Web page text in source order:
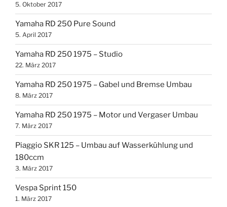
5. Oktober 2017
Yamaha RD 250 Pure Sound
5. April 2017
Yamaha RD 250 1975 – Studio
22. März 2017
Yamaha RD 250 1975 – Gabel und Bremse Umbau
8. März 2017
Yamaha RD 250 1975 – Motor und Vergaser Umbau
7. März 2017
Piaggio SKR 125 – Umbau auf Wasserkühlung und
180ccm
3. März 2017
Vespa Sprint 150
1. März 2017